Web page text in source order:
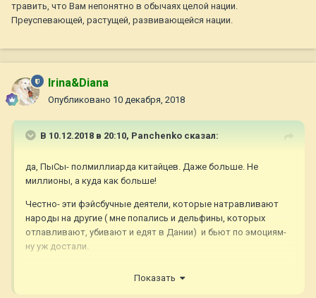
травить, что Вам непонятно в обычаях целой нации.
Преуспевающей, растущей, развивающейся нации.
Irina&Diana
Опубликовано 10 декабря, 2018
В 10.12.2018 в 20:10, Panchenko сказал:
да, ПыСы- полмиллиарда китайцев. Даже больше. Не
миллионы, а куда как больше!
Честно- эти фэйсбучные деятели, которые натравливают
народы на другие ( мне попались и дельфины, которых
отлавливают, убивают и едят в Дании) и бьют по эмоциям-
ну уж достали.
канонам- священное животное, на стейки и котлеты, и
Показать